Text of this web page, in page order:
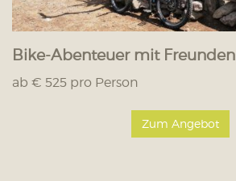
Bike-Abenteuer mit Freunden
ab € 525 pro Person
Zum Angebot